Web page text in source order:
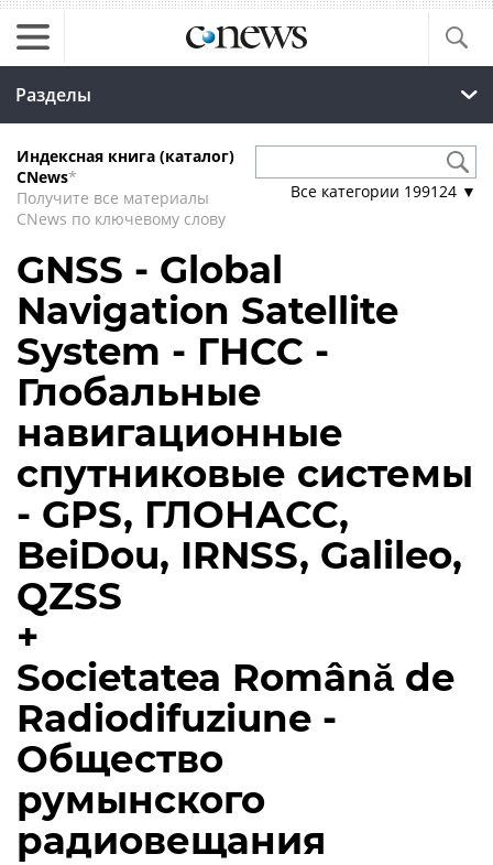
Разделы
Индексная книга (каталог)
CNews*
Получите все материалы
CNews по ключевому слову
Все категории 199124 ▼
GNSS - Global
Navigation Satellite
System - ГНСС -
Глобальные
навигационные
спутниковые системы
- GPS, ГЛОНАСС,
BeiDou, IRNSS, Galileo,
QZSS
+
Societatea Română de
Radiodifuziune -
Общество
румынского
радиовещания